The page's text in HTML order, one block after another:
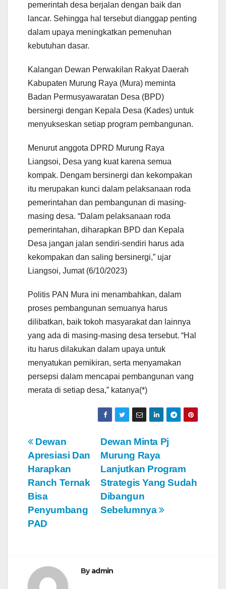
pemerintah desa berjalan dengan baik dan
lancar. Sehingga hal tersebut dianggap penting
dalam upaya meningkatkan pemenuhan
kebutuhan dasar.
Kalangan Dewan Perwakilan Rakyat Daerah
Kabupaten Murung Raya (Mura) meminta
Badan Permusyawaratan Desa (BPD)
bersinergi dengan Kepala Desa (Kades) untuk
menyukseskan setiap program pembangunan.
Menurut anggota DPRD Murung Raya
Liangsoi, Desa yang kuat karena semua
kompak. Dengam bersinergi dan kekompakan
itu merupakan kunci dalam pelaksanaan roda
pemerintahan dan pembangunan di masing-
masing desa. “Dalam pelaksanaan roda
pemerintahan, diharapkan BPD dan Kepala
Desa jangan jalan sendiri-sendiri harus ada
kekompakan dan saling bersinergi,” ujar
Liangsoi, Jumat (6/10/2023)
Politis PAN Mura ini menambahkan, dalam
proses pembangunan semuanya harus
dilibatkan, baik tokoh masyarakat dan lainnya
yang ada di masing-masing desa tersebut. “Hal
itu harus dilakukan dalam upaya untuk
menyatukan pemikiran, serta menyamakan
persepsi dalam mencapai pembangunan vang
merata di setiap desa,” katanya(*)
N
a
v
i
g
s
Dewan Minta Pj
Murung Raya
Lanjutkan Program
Strategis Yang Sudah
Dibangun
Sebelumnya
Dewan
Apresiasi Dan
Harapkan
Ranch Ternak
Bisa
Penyumbang
PAD
Byadmin